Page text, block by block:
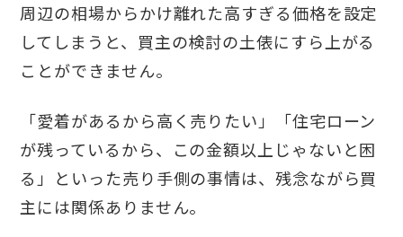
周辺の相場からかけ離れた高すぎる価格を設定
してしまうと、買主の検討の土俵にすら上がる
ことができません。
「愛着があるから高く売りたい」「住宅ローン
が残っているから、この金額以上じゃないと困
る」といった売り手側の事情は、残念ながら買
主には関係ありません。